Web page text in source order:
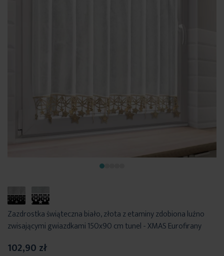
Zazdrostka świąteczna biało, złota z etaminy zdobiona luźno
zwisającymi gwiazdkami 150x90 cm tunel - XMAS Eurofirany
102,90 zł